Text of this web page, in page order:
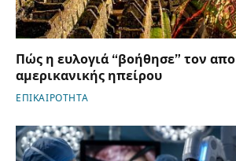
Πώς η ευλογιά “βοήθησε” τον
αμερικανικής ηπείρου
ΕΠΙΚΑΙΡΟΤΗΤΑ